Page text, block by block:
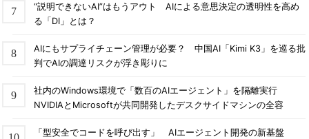
“説明できないAI”はもうアウト AIによる意思決定の透明性を高め
る「DI」とは？
AIにもサプライチェーン管理が必要？ 中国AI「Kimi K3」を巡る批
判でAIの調達リスクが浮き彫りに
社内のWindows環境で「数百のAIエージェント」を隔離実行
NVIDIAとMicrosoftが共同開発したデスクサイドマシンの全容
「型安全でコードを呼び出す」 AIエージェント開発の新基盤